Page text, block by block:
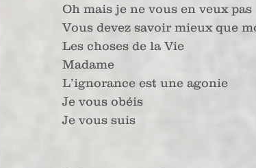
Oh mais je ne vous en veux pas
Vous devez savoir mieux que
Les choses de la Vie
Madame
L’ignorance est une agonie
Je vous obéis
Je vous suis